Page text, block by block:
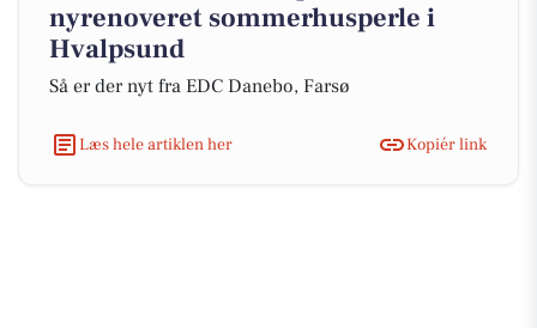
nyrenoveret sommerhusperle i
Hvalpsund
Så er der nyt fra EDC Danebo, Farsø
Læs hele artiklen her Kopiér link